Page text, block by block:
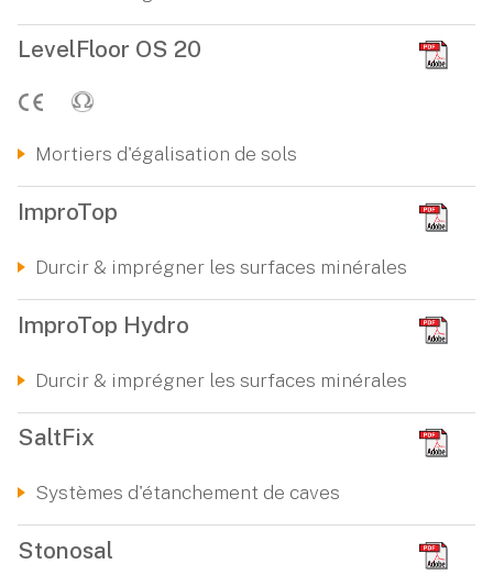
LevelFloor OS 20
Mortiers d'égalisation de sols
ImproTop
Durcir & imprégner les surfaces minérales
ImproTop Hydro
Durcir & imprégner les surfaces minérales
SaltFix
Systèmes d'étanchement de caves
Stonosal